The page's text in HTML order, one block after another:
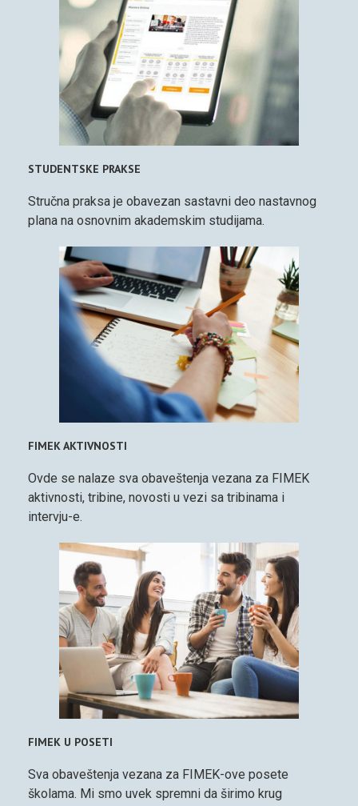
STUDENTSKE PRAKSE
Stručna praksa je obavezan sastavni deo nastavnog
plana na osnovnim akademskim studijama.
FIMEK AKTIVNOSTI
Ovde se nalaze sva obaveštenja vezana za FIMEK
aktivnosti, tribine, novosti u vezi sa tribinama i
intervju-e.
FIMEK U POSETI
Sva obaveštenja vezana za FIMEK-ove posete
školama. Mi smo uvek spremni da širimo krug